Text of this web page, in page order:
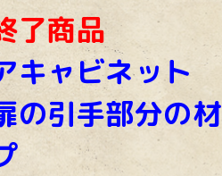
了商品
キャビネット
の引手部分の